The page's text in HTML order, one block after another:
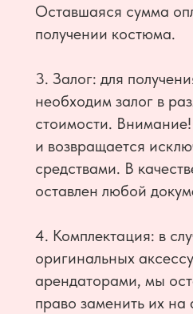
Оставшаяся сумма
получении костюма.
3. Залог: для
необходим залог в
стоимости.
и возвращается
средствами. В
оставлен любой
4. Комплектация: в
оригинальных
арендаторами, мы
право заменить их на